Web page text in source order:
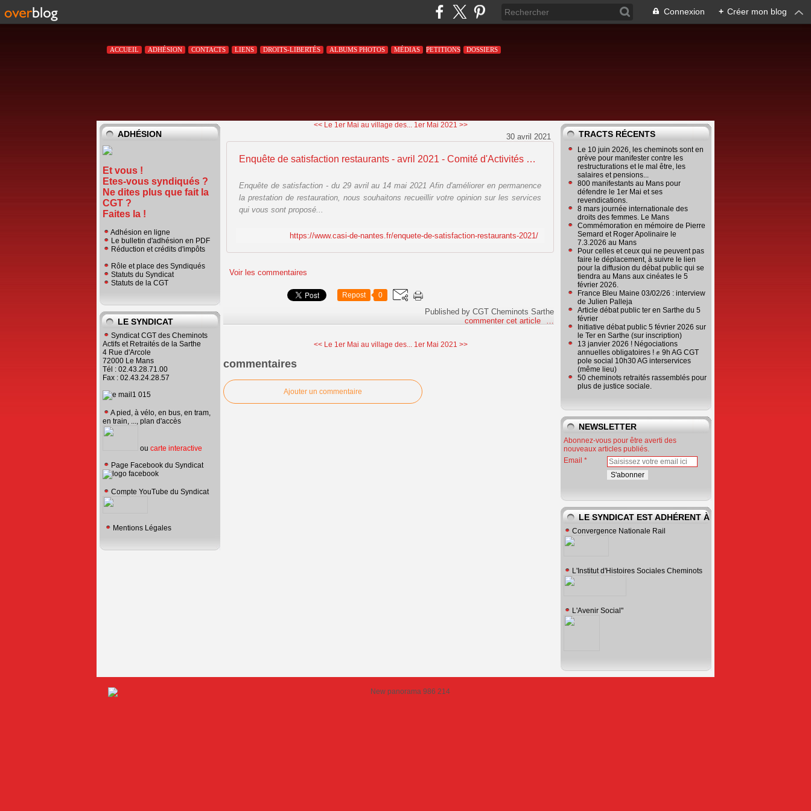
Connexion + Créer mon blog
ACCUEIL ADHÉSION CONTACTS LIENS DROITS-LIBERTÉS ALBUMS PHOTOS MÉDIAS PETITIONS DOSSIERS
ADHÉSION
Et vous !
Etes-vous syndiqués ?
Ne dites plus que fait la
CGT ?
Faites la !
Adhésion en ligne
Le bulletin d'adhésion en PDF
Réduction et crédits d'impôts
Rôle et place des Syndiqués
Statuts du Syndicat
Statuts de la CGT
LE SYNDICAT
Syndicat CGT des Cheminots
Actifs et Retraités de la Sarthe
4 Rue d'Arcole
72000 Le Mans
Tél : 02.43.28.71.00
Fax : 02.43.24.28.57
A pied, à vélo, en bus, en tram,
en train, ..., plan d'accès
ou carte interactive
Page Facebook du Syndicat
Compte YouTube du Syndicat
Mentions Légales
<< Le 1er Mai au village des... 1er Mai 2021 >>
30 avril 2021
Enquête de satisfaction restaurants - avril 2021 - Comité d'Activités Sociales Inter-entreprises
Enquête de satisfaction - du 29 avril au 14 mai 2021 Afin d'améliorer en permanence
la prestation de restauration, nous souhaitons recueillir votre opinion sur les services
qui vous sont proposé...
https://www.casi-de-nantes.fr/enquete-de-satisfaction-restaurants-2021/
Voir les commentaires
Repost 0
Published by CGT Cheminots Sarthe
commenter cet article
…
<< Le 1er Mai au village des... 1er Mai 2021 >>
commentaires
Ajouter un commentaire
TRACTS RÉCENTS
Le 10 juin 2026, les cheminots sont en
grève pour manifester contre les
restructurations et le mal être, les
salaires et pensions...
800 manifestants au Mans pour
défendre le 1er Mai et ses
revendications.
8 mars journée internationale des
droits des femmes. Le Mans
Commémoration en mémoire de Pierre
Semard et Roger Apolinaire le
7.3.2026 au Mans
Pour celles et ceux qui ne peuvent pas
faire le déplacement, à suivre le lien
pour la diffusion du débat public qui se
tiendra au Mans aux cinéates le 5
février 2026.
France Bleu Maine 03/02/26 : interview
de Julien Palleja
Article débat public ter en Sarthe du 5
février
Initiative débat public 5 février 2026 sur
le Ter en Sarthe (sur inscription)
13 janvier 2026 ! Négociations
annuelles obligatoires ! ✊ 9h AG CGT
pole social 10h30 AG interservices
(même lieu)
50 cheminots retraités rassemblés pour
plus de justice sociale.
NEWSLETTER
Abonnez-vous pour être averti des
nouveaux articles publiés.
Email
LE SYNDICAT EST ADHÉRENT À
Convergence Nationale Rail
L'Institut d'Histoires Sociales Cheminots
L'Avenir Social"